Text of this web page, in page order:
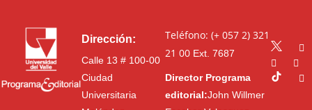
Dirección:
Calle 13 # 100-00
Ciudad
Universitaria
Teléfono: (+ 057 2) 321
21 00Ext. 7687
Director Programa
editorial:John Willmer